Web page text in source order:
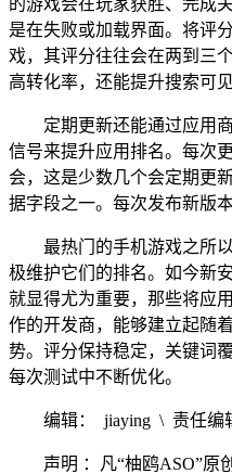
是在失败或加载界面。将评
戏，其评分往往会在两到三
高转化率，还能提升搜索可见
定期更新还能通过应用
信号来提升应用排名。每次
会，这是少数几个会定期更
据字段之一。每次发布新版
最热门的手机游戏之所
极维护它们的排名。如今新
就显得尤为重要，那些将应
作的开发商，能够建立起随
势。评分保持稳定，关键词
每次测试中不断优化。
编辑： jiaying \ 责任编
声明 ：凡“柚鸥ASO”原